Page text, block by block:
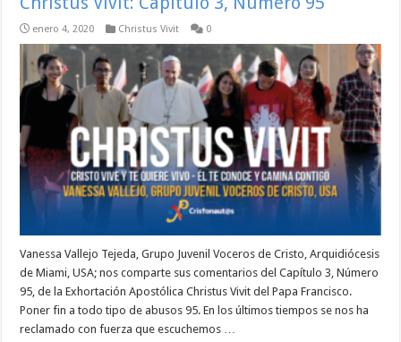
enero 4, 2020 Christus Vivit 0
Vanessa Vallejo Tejeda, Grupo Juvenil Voceros de Cristo, Arquidiócesis
de Miami, USA; nos comparte sus comentarios del Capítulo 3, Número
95, de la Exhortación Apostólica Christus Vivit del Papa Francisco.
Poner fin a todo tipo de abusos 95. En los últimos tiempos se nos ha
reclamado con fuerza que escuchemos …